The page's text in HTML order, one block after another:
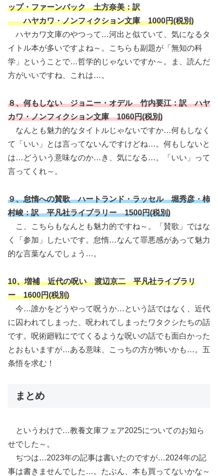
ップ・ファーンバック 土方奈美：訳
ハヤカワ・ノンフィクション文庫 1000円(税別)
ハヤカワ文庫のやつって…河出と似ていて、気になるタ
イトル本が多いですよね～。こちらも副題が「無知の科
学」ということで…哲学的じゃないですか～。ま、読んだ
方がいいですね、これは…。
８、何もしない ジョニー・オデル 竹内要江：訳 ハヤ
カワ・ノンフィクション文庫 1060円(税別)
なんとも魅力的なタイトルじゃないですか…何もしなく
て「いい」とは言ってないんですけどね…。何もしないと
は…どういう意味なのか…き、気になる…。「いい」って
言ってくれ～。
９、怠惰への賛歌 ハートランド・ラッセル 堀秀彦・柿
村峻：訳 平凡社ライブラリー 1500円(税別)
こ、こちらもなんとも魅力的ですね～。「賛歌」ではな
く「参加」したいです。怠惰…なんて罪悪感があって魅力
的な言葉なんでしょう…。
10、増補 近代の呪い 渡辺京二 平凡社ライブラリ
ー 1600円(税別)
今…誰かをどうやって呪うか…という話ではなく、近代
に囚われてしまった、呪われてしまったワタクシたちの話
です。呪術廻戦にでてくるような呪いの話でも面白かった
とおもいますが…ある意味、こっちの方が怖いかも…。五
条悟を求む！
まとめ
というわけで…教養文庫フェア2025についてのお知ら
せでした～。
ぢつは…2023年の記事は書いたのですが…2024年の記
事は書きませんでした…。たぶん、本も買ってないかな～